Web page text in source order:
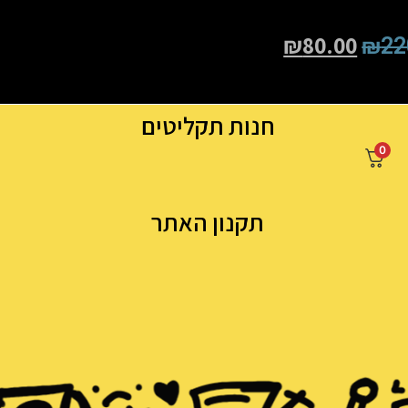
₪
₪80.00
חנות תקליטים
0
תקנון האתר